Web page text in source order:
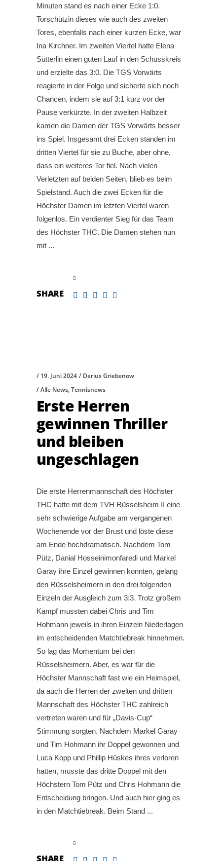
Minuten stand es nach einer Ecke 1:0.
Torschützin dieses wie auch des zweiten
Tores, ebenfalls nach einer kurzen Ecke, war
Ina Kirchner. Im zweiten Viertel hatte Elena
Sütterlin einen guten Lauf in den Schusskreis
und erzielte das 3:0. Die TGS Vorwärts
reagierte in der Folge und sicherte sich noch
Chancen, indem sie auf 3:1 kurz vor der
Pause verkürzte. In der zweiten Halbzeit
kamen die Damen der TGS Vorwärts besser
ins Spiel. Insgesamt drei Ecken standen im
dritten Viertel für sie zu Buche, aber ohne,
dass ein weiteres Tor fiel. Nach vielen
Verletzten auf beiden Seiten, blieb es beim
Spielstand. Auch die zwei Ecken für die
Höchster Damen im letzten Viertel waren
folgenlos. Ein verdienter Sieg für das Team
des Höchster THC. Die Damen stehen nun
mit
SHARE
19. Juni 2024
Darius Griebenow
Alle News,Tennisnews
Erste Herren
gewinnen Thriller
und bleiben
ungeschlagen
Die erste Herrenmannschaft des Höchster
THC hatte mit dem TVH Rüsselsheim II eine
sehr schwierige Aufgabe am vergangenen
Wochenende vor der Brust und löste diese
am Ende hochdramatisch. Nachdem Tom
Pütz, Danial Hosseinimonfaredi und Markel
Garay ihre Einzel gewinnen konnten, gelang
den Rüsselsheimern in den drei folgenden
Einzeln der Ausgleich zum 3:3. Trotz großem
Kampf mussten dabei Chris und Tim
Hohmann jeweils in ihren Einzeln Niederlagen
im entscheidenden Matchtiebreak hinnehmen.
So lag das Momentum bei den
Rüsselsheimern. Aber, es war für die
Höchster Mannschaft fast wie ein Heimspiel,
da auch die Herren der zweiten und dritten
Mannschaft des Höchster THC zahlreich
vertreten waren und für „Davis-Cup“
Stimmung sorgten. Nachdem Markel Garay
und Tim Hohmann ihr Doppel gewonnen und
Luca Kopp und Phillip Hüskes ihres verloren
hatten, musste das dritte Doppel mit den
Höchstern Tom Pütz und Chris Hohmann die
Entscheidung bringen. Und auch hier ging es
in den Matchtiebreak. Beim Stand
SHARE